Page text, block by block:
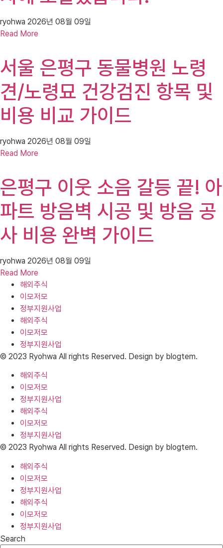
ryohwa 2026년 08월 09일
Read More
서울 은평구 동물병원 노령
견/노령묘 건강검진 항목 및
비용 비교 가이드
ryohwa 2026년 08월 09일
Read More
은평구 이웃 소음 갈등 끝! 아
파트 방음벽 시공 및 방음 공
사 비용 완벽 가이드
ryohwa 2026년 08월 09일
Read More
해외주식
이모저모
정부지원사업
해외주식
이모저모
정부지원사업
© 2023 Ryohwa All rights Reserved. Design by blogtem.
해외주식
이모저모
정부지원사업
해외주식
이모저모
정부지원사업
© 2023 Ryohwa All rights Reserved. Design by blogtem.
해외주식
이모저모
정부지원사업
해외주식
이모저모
정부지원사업
Search